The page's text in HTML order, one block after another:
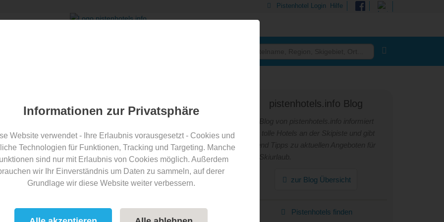
Pistenhotel Login Hilfe
Groß im Familienhotel
Hotelvorstellung
pistenhotels.info Blog
zur Blog Übersicht
Pistenhotels finden
Informationen zur Privatsphäre
Website verwendet - Ihre Erlaubnis vorausgesetzt - Cookies und
Technologien für Funktionen, Tracking und Targeting. Manche
sind nur mit Erlaubnis von Cookies möglich. Außerdem
wir Ihr Einverständnis um Daten zu sammeln, auf derer
Grundlage wir diese Website weiter verbessern.